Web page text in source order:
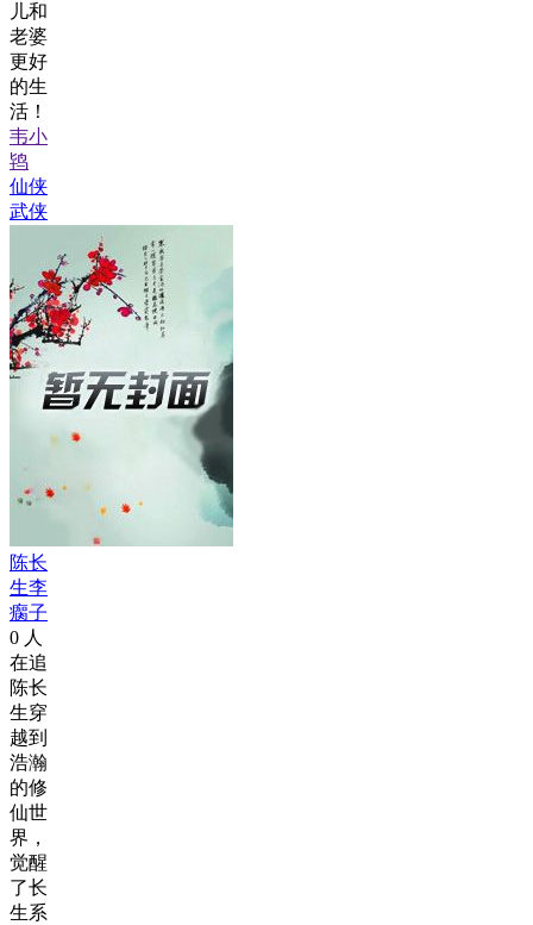
儿和
老婆
更好
的生
活！
韦小
鸨
仙侠
武侠
陈长
生李
瘸子
0 人
在追
陈长
生穿
越到
浩瀚
的修
仙世
界，
觉醒
了长
生系